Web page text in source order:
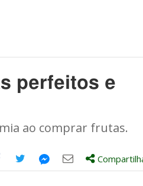
perfeitos e
ao comprar frutas.
CompartilheCompartilhe